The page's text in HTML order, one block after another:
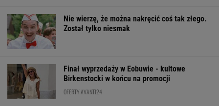
Nie wierzę, że można nakręcić coś tak złego.
Został tylko niesmak
Finał wyprzedaży w Eobuwie - kultowe
Birkenstocki w końcu na promocji
OFERTY AVANTI24